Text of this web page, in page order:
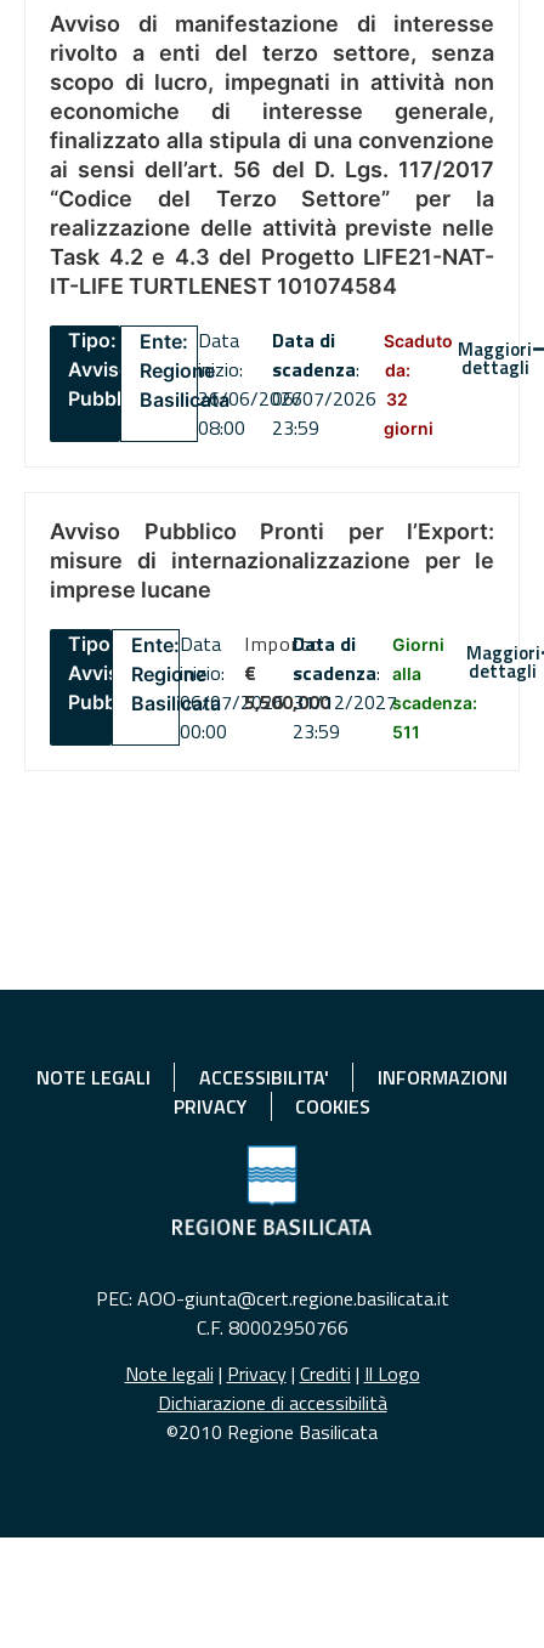
Avviso di manifestazione di interesse
rivolto a enti del terzo settore, senza
scopo di lucro, impegnati in attività non
economiche di interesse generale,
finalizzato alla stipula di una convenzione
ai sensi dell’art. 56 del D. Lgs. 117/2017
“Codice del Terzo Settore” per la
realizzazione delle attività previste nelle
Task 4.2 e 4.3 del Progetto LIFE21-NAT-
IT-LIFE TURTLENEST 101074584
Tipo:
Avviso
Pubblico
Ente:
Regione
Basilicata
Data
inizio:
26/06/2026
08:00
Data di
scadenza:
06/07/2026
23:59
Scaduto
da:
32
giorni
Maggiori
dettagli
Avviso Pubblico Pronti per l’Export:
misure di internazionalizzazione per le
imprese lucane
Tipo:
Avviso
Pubblico
Ente:
Regione
Basilicata
Data
inizio:
06/07/2026
00:00
Importo
€
5,500,000
Data di
scadenza:
31/12/2027
23:59
Giorni
alla
scadenza:
511
Maggiori
dettagli
NOTE LEGALI ACCESSIBILITA'
INFORMAZIONI
PRIVACY
COOKIES
PEC: AOO-giunta@cert.regione.basilicata.it
C.F. 80002950766
Note legali | Privacy| Crediti | Il Logo
Dichiarazione di accessibilità
©2010 Regione Basilicata